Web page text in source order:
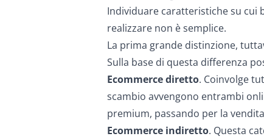
Individuare caratteristiche su cui
realizzare non è semplice.
La prima grande distinzione,
Sulla base di questa differenza
Ecommerce diretto. Coinvolge
scambio avvengono entrambi
premium, passando per la
Ecommerce indiretto. Questa